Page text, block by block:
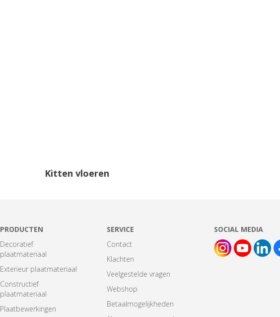
Kitten vloeren
PRODUCTEN
Decoratief
plaatmateriaal
Exterieur plaatmateriaal
Constructief
plaatmateriaal
Plaatbewerkingen
SERVICE
Contact
Klachten
Veelgestelde vragen
Webshop
Betaalmogelijkheden
SOCIAL MEDIA